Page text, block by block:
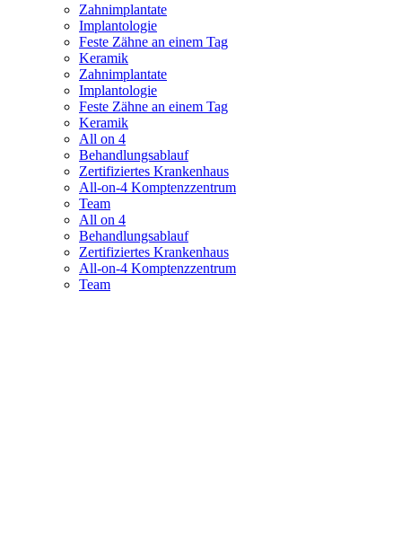
Zahnimplantate
Implantologie
Feste Zähne an einem Tag
Keramik
Zahnimplantate
Implantologie
Feste Zähne an einem Tag
Keramik
All on 4
Behandlungsablauf
Zertifiziertes Krankenhaus
All-on-4 Komptenzzentrum
Team
All on 4
Behandlungsablauf
Zertifiziertes Krankenhaus
All-on-4 Komptenzzentrum
Team